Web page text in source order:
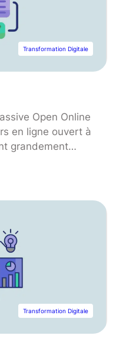
Transformation Digitale
Open Online
en ligne ouvert à
grandement
de personnes.
MOOC ou
Transformation Digitale